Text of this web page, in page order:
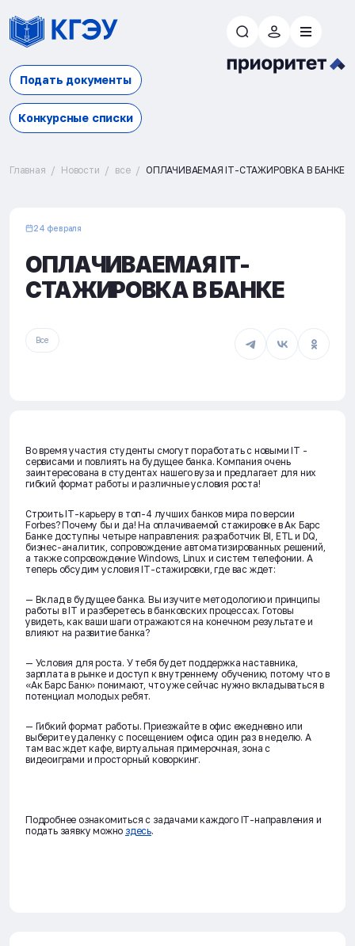
Подать документы
Конкурсные списки
Главная Новости все ОПЛАЧИВАЕМАЯ IT-СТАЖИРОВКА В БАНКЕ
24 февраля
ОПЛАЧИВАЕМАЯ IT-
СТАЖИРОВКА В БАНКЕ
Все
Во время участия студенты смогут поработать с новыми IT -
сервисами и повлиять на будущее банка. Компания очень
заинтересована в студентах нашего вуза и предлагает для них
гибкий формат работы и различные условия роста!
Строить IT-карьеру в топ-4 лучших банков мира по версии
Forbes? Почему бы и да! На оплачиваемой стажировке в Ак Барс
Банке доступны четыре направления: разработчик BI, ETL и DQ,
бизнес-аналитик, сопровождение автоматизированных решений,
а также сопровождение Windows, Linux и систем телефонии. А
теперь обсудим условия IT-стажировки, где вас ждет:
— Вклад в будущее банка. Вы изучите методологию и принципы
работы в IT и разберетесь в банковских процессах. Готовы
увидеть, как ваши шаги отражаются на конечном результате и
влияют на развитие банка?
— Условия для роста. У тебя будет поддержка наставника,
зарплата в рынке и доступ к внутреннему обучению, потому что в
«Ак Барс Банк» понимают, что уже сейчас нужно вкладываться в
потенциал молодых ребят.
— Гибкий формат работы. Приезжайте в офис ежедневно или
выберите удаленку с посещением офиса один раз в неделю. А
там вас ждет кафе, виртуальная примерочная, зона с
видеоиграми и просторный коворкинг.
Подробнее ознакомиться с задачами каждого IT-направления и
подать заявку можно здесь.